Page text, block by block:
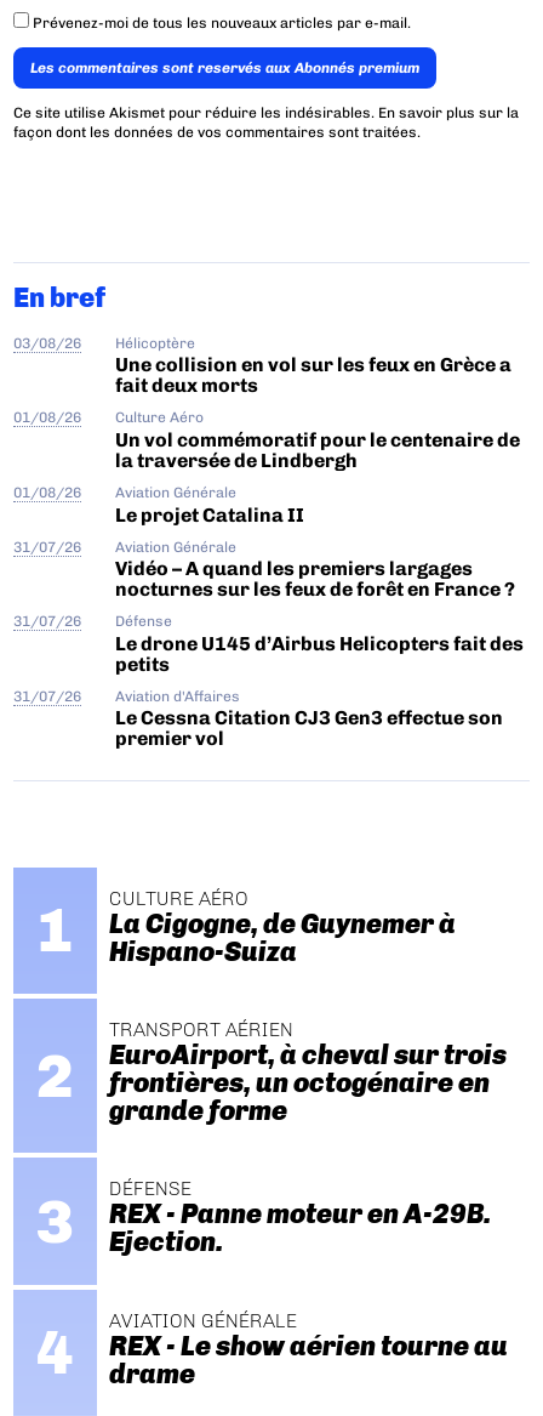
Prévenez-moi de tous les nouveaux articles par e-mail.
Les commentaires sont reservés aux Abonnés premium
Ce site utilise Akismet pour réduire les indésirables. En savoir plus sur la
façon dont les données de vos commentaires sont traitées.
En bref
03/08/26 Hélicoptère
Une collision en vol sur les feux en Grèce a
fait deux morts
01/08/26 Culture Aéro
Un vol commémoratif pour le centenaire de
la traversée de Lindbergh
01/08/26 Aviation Générale
Le projet Catalina II
31/07/26 Aviation Générale
Vidéo – A quand les premiers largages
nocturnes sur les feux de forêt en France ?
31/07/26 Défense
Le drone U145 d’Airbus Helicopters fait des
petits
31/07/26 Aviation d'Affaires
Le Cessna Citation CJ3 Gen3 effectue son
premier vol
CULTURE AÉRO
La Cigogne, de Guynemer à
Hispano-Suiza
TRANSPORT AÉRIEN
EuroAirport, à cheval sur trois
frontières, un octogénaire en
grande forme
DÉFENSE
REX - Panne moteur en A-29B.
Ejection.
AVIATION GÉNÉRALE
REX - Le show aérien tourne au
drame